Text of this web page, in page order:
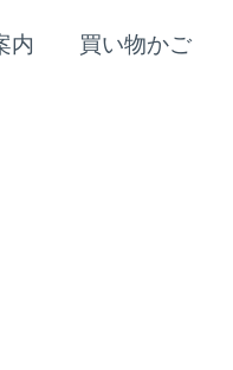
内 買い物かご